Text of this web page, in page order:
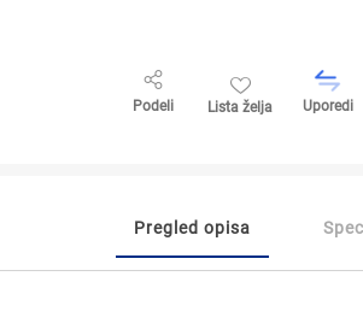
Podeli Lista želja Uporedi
Pregled opisa